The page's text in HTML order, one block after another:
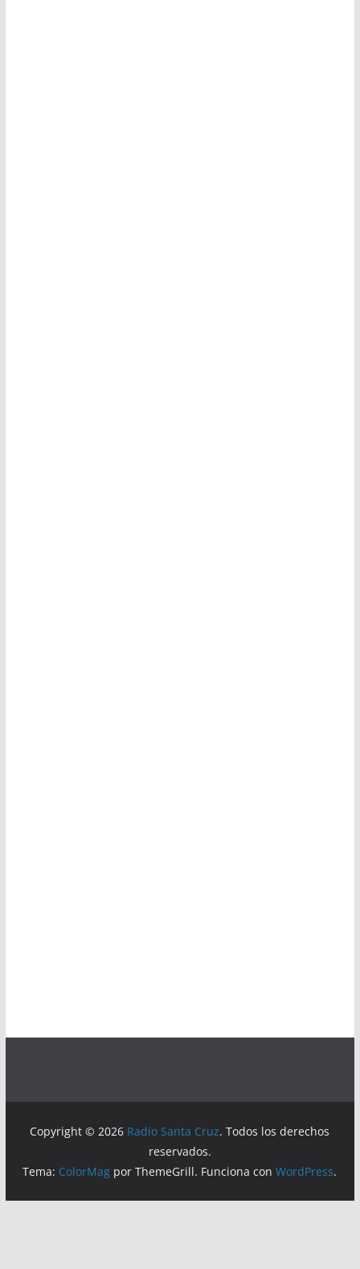
Copyright © 2026 Radio Santa Cruz. Todos los derechos
reservados.
Tema: ColorMag por ThemeGrill. Funciona conWordPress.